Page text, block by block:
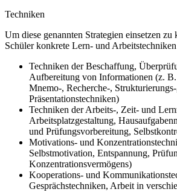
Techniken
Um diese genannten Strategien einsetzen zu
Schüler konkrete Lern- und
Techniken der Beschaffung,
Aufbereitung von Informationen (z.
Mnemo-, Recherche-,
Präsentationstechniken)
Techniken der Arbeits-, Zeit- und
Arbeitsplatzgestaltung,
und Prüfungsvorbereitung,
Motivations- und
Selbstmotivation, Entspannung,
Konzentrationsvermögens)
Kooperations- und
Gesprächstechniken, Arbeit in